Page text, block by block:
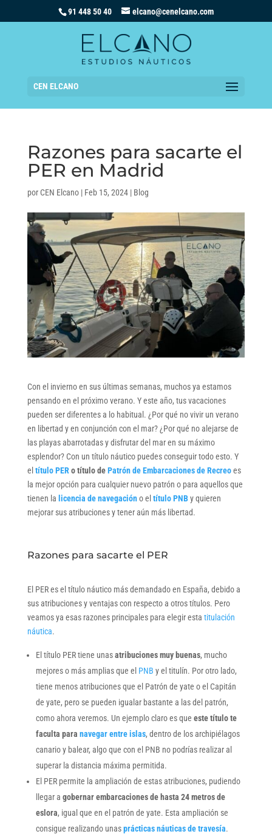
91 448 50 40 elcano@cenelcano.com
CEN ELCANO
Razones para sacarte el
PER en Madrid
por CEN Elcano| Feb 15, 2024| Blog
Con el invierno en sus últimas semanas, muchos ya estamos
pensando en el próximo verano. Y este año, tus vacaciones
pueden ser diferentes a lo habitual. ¿Por qué no vivir un verano
en libertad y en conjunción con el mar? ¿Por qué no alejarse de
las playas abarrotadas y disfrutar del mar en su máximo
esplendor? Con un título náutico puedes conseguir todo esto. Y
el título PERo título dePatrón de Embarcaciones de Recreoes
la mejor opción para cualquier nuevo patrón o para aquellos que
tienen la licencia de navegacióno el título PNBy quieren
mejorar sus atribuciones y tener aún más libertad.
Razones para sacarte el PER
El PER es el título náutico más demandado en España, debido a
sus atribuciones y ventajas con respecto a otros títulos. Pero
veamos ya esas razones principales para elegir esta titulación
náutica.
El título PER tiene unasatribuciones muy buenas, mucho
mejores o más amplias que el PNB y el titulín. Por otro lado,
tiene menos atribuciones que el Patrón de yate o el Capitán
de yate, pero se pueden igualar bastante a las del patrón,
como ahora veremos. Un ejemplo claro es que este título te
faculta para navegar entre islas, dentro de los archipiélagos
canario y balear, algo que con el PNB no podrías realizar al
superar la distancia máxima permitida.
El PER permite la ampliación de estas atribuciones, pudiendo
llegar a gobernar embarcaciones de hasta 24 metros de
eslora, igual que en el patrón de yate. Esta ampliación se
consigue realizando unasprácticas náuticas de travesía.